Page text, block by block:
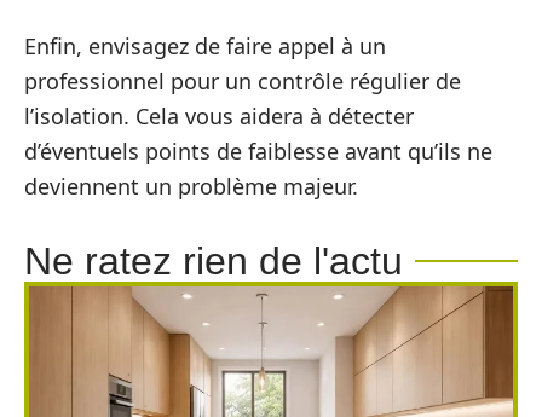
Enfin, envisagez de faire appel à un
professionnel pour un contrôle régulier de
l’isolation. Cela vous aidera à détecter
d’éventuels points de faiblesse avant qu’ils ne
deviennent un problème majeur.
Ne ratez rien de l'actu